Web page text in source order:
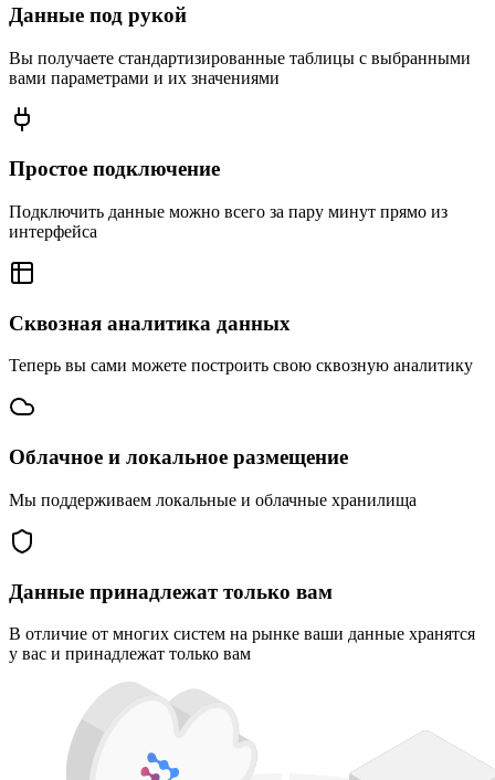
Данные под рукой
Вы получаете стандартизированные таблицы с выбранными
вами параметрами и их значениями
Простое подключение
Подключить данные можно всего за пару минут прямо из
интерфейса
Сквозная аналитика данных
Теперь вы сами можете построить свою сквозную аналитику
Облачное и локальное размещение
Мы поддерживаем локальные и облачные хранилища
Данные принадлежат только вам
В отличие от многих систем на рынке ваши данные хранятся
у вас и принадлежат только вам